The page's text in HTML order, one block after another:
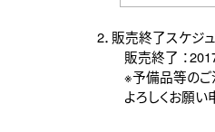
2．販売終了スケジ
販売終了 ：
※予備品等のご注
よろしくお願い